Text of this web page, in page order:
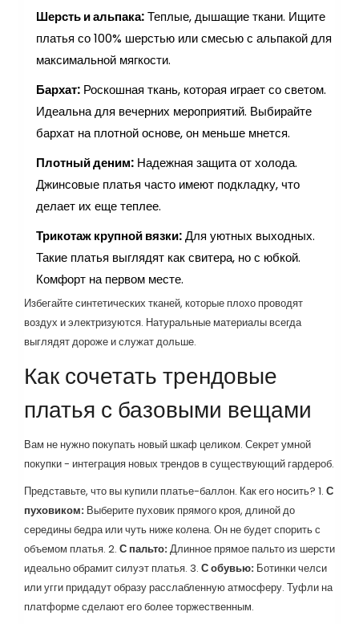
Шерсть и альпака:Теплые, дышащие ткани. Ищите
платья со 100% шерстью или смесью с альпакой для
максимальной мягкости.
Бархат: Роскошная ткань, которая играет со светом.
Идеальна для вечерних мероприятий. Выбирайте
бархат на плотной основе, он меньше мнется.
Плотный деним: Надежная защита от холода.
Джинсовые платья часто имеют подкладку, что
делает их еще теплее.
Трикотаж крупной вязки:Для уютных выходных.
Такие платья выглядят как свитера, но с юбкой.
Комфорт на первом месте.
Избегайте синтетических тканей, которые плохо проводят
воздух и электризуются. Натуральные материалы всегда
выглядят дороже и служат дольше.
Как сочетать трендовые
платья с базовыми вещами
Вам не нужно покупать новый шкаф целиком. Секрет умной
покупки - интеграция новых трендов в существующий гардероб.
Представьте, что вы купили платье-баллон. Как его носить? 1. С
пуховиком: Выберите пуховик прямого кроя, длиной до
середины бедра или чуть ниже колена. Он не будет спорить с
объемом платья. 2. С пальто:Длинное прямое пальто из шерсти
идеально обрамит силуэт платья. 3. С обувью: Ботинки челси
или угги придадут образу расслабленную атмосферу. Туфли на
платформе сделают его более торжественным.